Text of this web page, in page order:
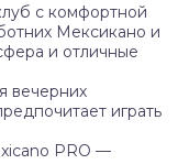
с комфортной
Мексикано и
и отличные
вечерних
играть
PRO —